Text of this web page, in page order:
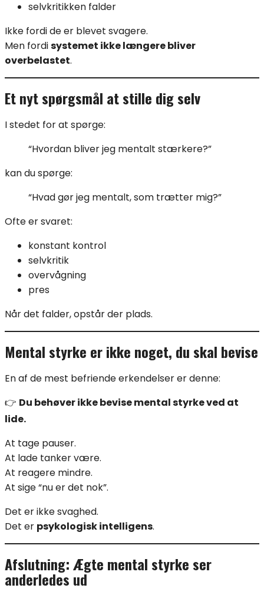
selvkritikken falder
Ikke fordi de er blevet svagere.
Men fordisystemet ikke længere bliver
overbelastet.
Et nyt spørgsmål at stille dig selv
I stedet for at spørge:
“Hvordan bliver jeg mentalt stærkere?”
kan du spørge:
“Hvad gør jeg mentalt, som trætter mig?”
Ofte er svaret:
konstant kontrol
selvkritik
overvågning
pres
Når det falder, opstår der plads.
Mental styrke er ikke noget, du skal bevise
En af de mest befriende erkendelser er denne:
👉 Du behøver ikke bevise mental styrke ved at
lide.
At tage pauser.
At lade tanker være.
At reagere mindre.
At sige “nu er det nok”.
Det er ikke svaghed.
Det er psykologisk intelligens.
Afslutning: Ægte mental styrke ser
anderledes ud